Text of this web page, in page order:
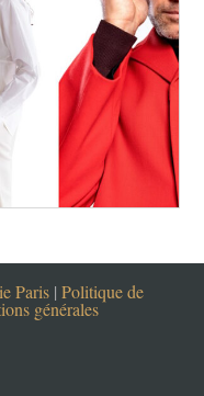
Paris | Politique de
générales